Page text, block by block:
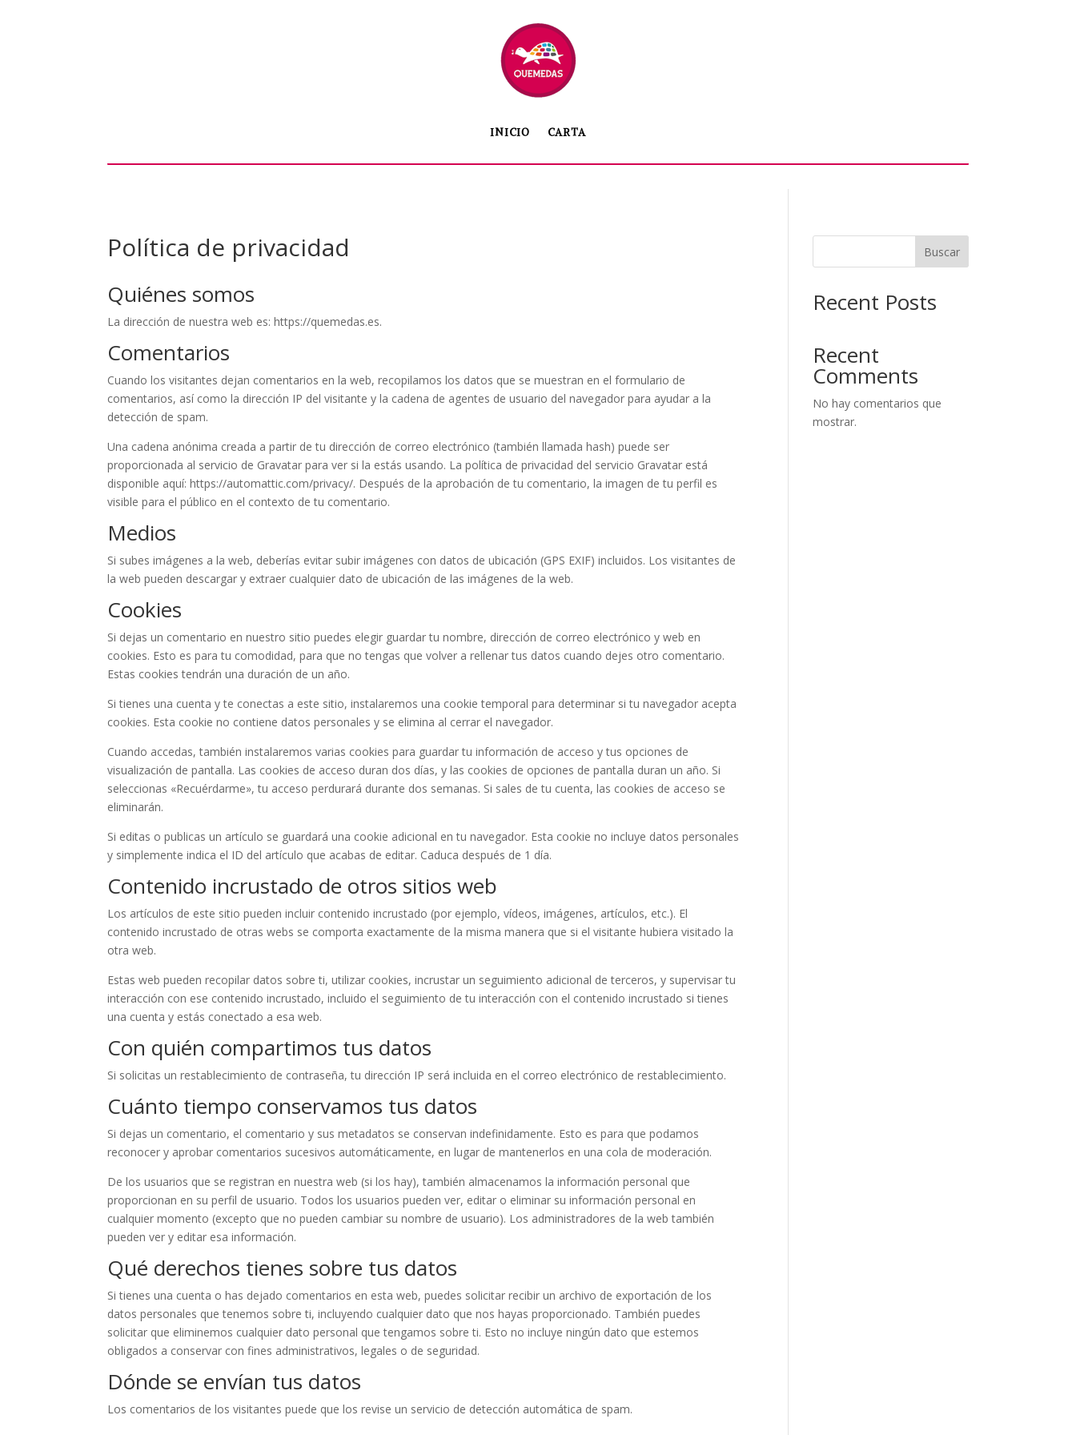
INICIO CARTA
Política de privacidad
Quiénes somos
La dirección de nuestra web es: https://quemedas.es.
Comentarios
Cuando los visitantes dejan comentarios en la web, recopilamos los datos que se muestran en el formulario de
comentarios, así como la dirección IP del visitante y la cadena de agentes de usuario del navegador para ayudar a la
detección de spam.
Una cadena anónima creada a partir de tu dirección de correo electrónico (también llamada hash) puede ser
proporcionada al servicio de Gravatar para ver si la estás usando. La política de privacidad del servicio Gravatar está
disponible aquí: https://automattic.com/privacy/. Después de la aprobación de tu comentario, la imagen de tu perfil es
visible para el público en el contexto de tu comentario.
Medios
Si subes imágenes a la web, deberías evitar subir imágenes con datos de ubicación (GPS EXIF) incluidos. Los visitantes de
la web pueden descargar y extraer cualquier dato de ubicación de las imágenes de la web.
Cookies
Si dejas un comentario en nuestro sitio puedes elegir guardar tu nombre, dirección de correo electrónico y web en
cookies. Esto es para tu comodidad, para que no tengas que volver a rellenar tus datos cuando dejes otro comentario.
Estas cookies tendrán una duración de un año.
Si tienes una cuenta y te conectas a este sitio, instalaremos una cookie temporal para determinar si tu navegador acepta
cookies. Esta cookie no contiene datos personales y se elimina al cerrar el navegador.
Cuando accedas, también instalaremos varias cookies para guardar tu información de acceso y tus opciones de
visualización de pantalla. Las cookies de acceso duran dos días, y las cookies de opciones de pantalla duran un año. Si
seleccionas «Recuérdarme», tu acceso perdurará durante dos semanas. Si sales de tu cuenta, las cookies de acceso se
eliminarán.
Si editas o publicas un artículo se guardará una cookie adicional en tu navegador. Esta cookie no incluye datos personales
y simplemente indica el ID del artículo que acabas de editar. Caduca después de 1 día.
Contenido incrustado de otros sitios web
Los artículos de este sitio pueden incluir contenido incrustado (por ejemplo, vídeos, imágenes, artículos, etc.). El
contenido incrustado de otras webs se comporta exactamente de la misma manera que si el visitante hubiera visitado la
otra web.
Estas web pueden recopilar datos sobre ti, utilizar cookies, incrustar un seguimiento adicional de terceros, y supervisar tu
interacción con ese contenido incrustado, incluido el seguimiento de tu interacción con el contenido incrustado si tienes
una cuenta y estás conectado a esa web.
Con quién compartimos tus datos
Si solicitas un restablecimiento de contraseña, tu dirección IP será incluida en el correo electrónico de restablecimiento.
Cuánto tiempo conservamos tus datos
Si dejas un comentario, el comentario y sus metadatos se conservan indefinidamente. Esto es para que podamos
reconocer y aprobar comentarios sucesivos automáticamente, en lugar de mantenerlos en una cola de moderación.
De los usuarios que se registran en nuestra web (si los hay), también almacenamos la información personal que
proporcionan en su perfil de usuario. Todos los usuarios pueden ver, editar o eliminar su información personal en
cualquier momento (excepto que no pueden cambiar su nombre de usuario). Los administradores de la web también
pueden ver y editar esa información.
Qué derechos tienes sobre tus datos
Si tienes una cuenta o has dejado comentarios en esta web, puedes solicitar recibir un archivo de exportación de los
datos personales que tenemos sobre ti, incluyendo cualquier dato que nos hayas proporcionado. También puedes
solicitar que eliminemos cualquier dato personal que tengamos sobre ti. Esto no incluye ningún dato que estemos
obligados a conservar con fines administrativos, legales o de seguridad.
Dónde se envían tus datos
Los comentarios de los visitantes puede que los revise un servicio de detección automática de spam.
Buscar
Recent Posts
Recent
Comments
No hay comentarios que
mostrar.